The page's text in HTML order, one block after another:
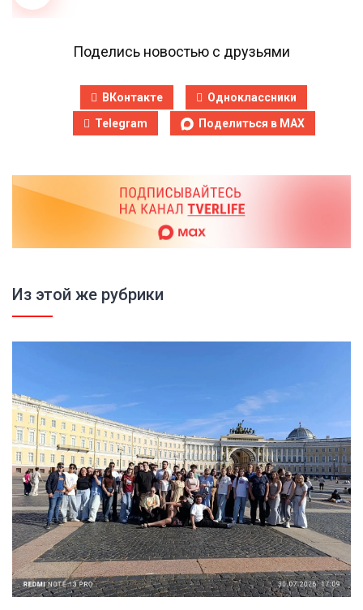
Поделись новостью с друзьями
ВКонтакте
Одноклассники
Telegram
Поделиться в MAX
Из этой же рубрики